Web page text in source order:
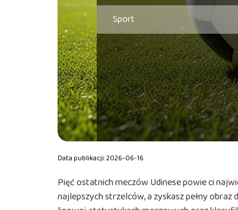
Sport
Data publikacji: 2026-06-16
Pięć ostatnich meczów Udinese powie ci
najlepszych strzelców, a zyskasz pełny